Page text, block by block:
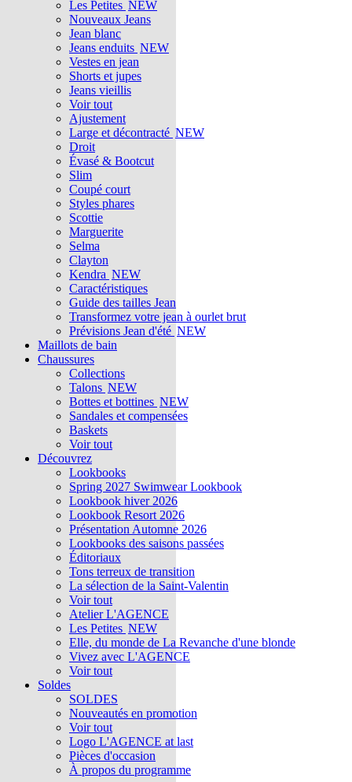
Les Petites NEW
Nouveaux Jeans
Jean blanc
Jeans enduits NEW
Vestes en jean
Shorts et jupes
Jeans vieillis
Voir tout
Ajustement
Large et décontracté NEW
Droit
Évasé & Bootcut
Slim
Coupé court
Styles phares
Scottie
Marguerite
Selma
Clayton
Kendra NEW
Caractéristiques
Guide des tailles Jean
Transformez votre jean à ourlet brut
Prévisions Jean d'été NEW
Maillots de bain
Chaussures
Collections
Talons NEW
Bottes et bottines NEW
Sandales et compensées
Baskets
Voir tout
Découvrez
Lookbooks
Spring 2027 Swimwear Lookbook
Lookbook hiver 2026
Lookbook Resort 2026
Présentation Automne 2026
Lookbooks des saisons passées
Éditoriaux
Tons terreux de transition
La sélection de la Saint-Valentin
Voir tout
Atelier L'AGENCE
Les Petites NEW
Elle, du monde de La Revanche d'une blonde
Vivez avec L'AGENCE
Voir tout
Soldes
SOLDES
Nouveautés en promotion
Voir tout
Logo L'AGENCE at last
Pièces d'occasion
À propos du programme